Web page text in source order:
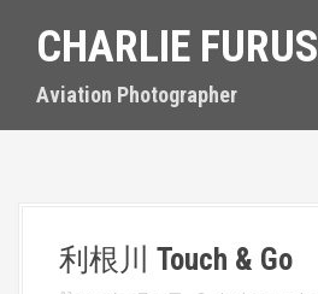
CHARLIE
Aviation Photographer
利根川 Touch & Go